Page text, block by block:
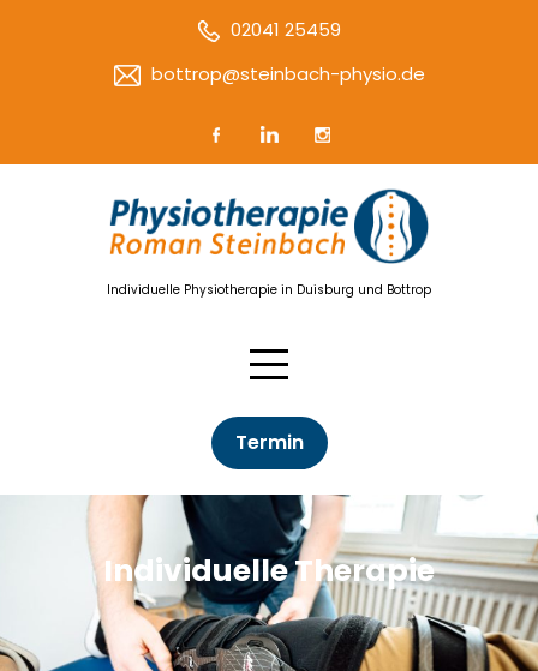
02041 25459
bottrop@steinbach-physio.de
Individuelle Physiotherapie in Duisburg und Bottrop
Termin
Individuelle Therapie